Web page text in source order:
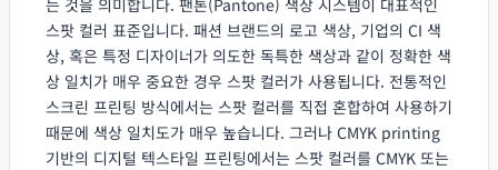
스팟 컬러 표준입니다. 패션 브랜드의 로고 색상, 기업의 CI 색
상, 혹은 특정 디자이너가 의도한 독특한 색상과 같이 정확한 색
상 일치가 매우 중요한 경우 스팟 컬러가 사용됩니다. 전통적인
스크린 프린팅 방식에서는 스팟 컬러를 직접 혼합하여 사용하기
때문에 색상 일치도가 매우 높습니다. 그러나 CMYK printing
기반의 디지털 텍스타일 프린팅에서는 스팟 컬러를 CMYK 또는